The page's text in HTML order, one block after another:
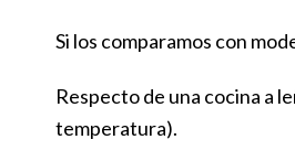
Si los comparamos con
Respecto de una cocina a
temperatura).